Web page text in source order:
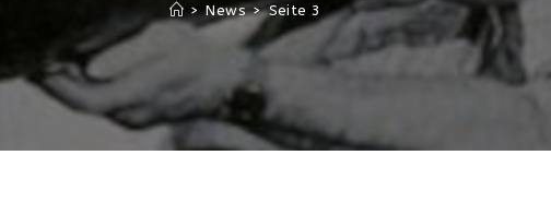
> News > Seite 3